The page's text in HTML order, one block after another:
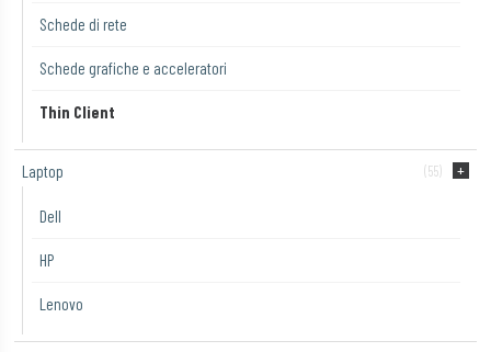
Schede di rete
Schede grafiche e acceleratori
Thin Client
Laptop (55)
Dell
HP
Lenovo